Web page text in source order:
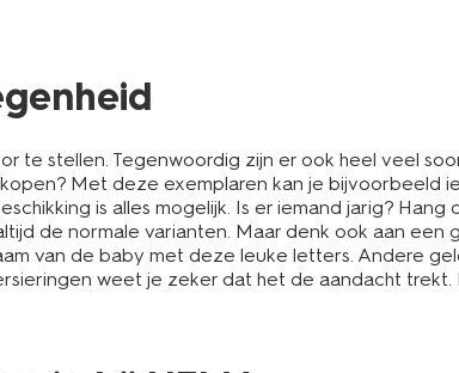
te stellen. Tegenwoordig zijn er ook heel veel
Met deze exemplaren kan je bijvoorbeeld
is alles mogelijk. Is er iemand jarig?
de normale varianten. Maar denk ook aan
van de baby met deze leuke letters. Andere
weet je zeker dat het de aandacht